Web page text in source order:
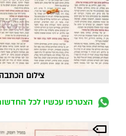
צילום
הצטרפו עכשיו לכל